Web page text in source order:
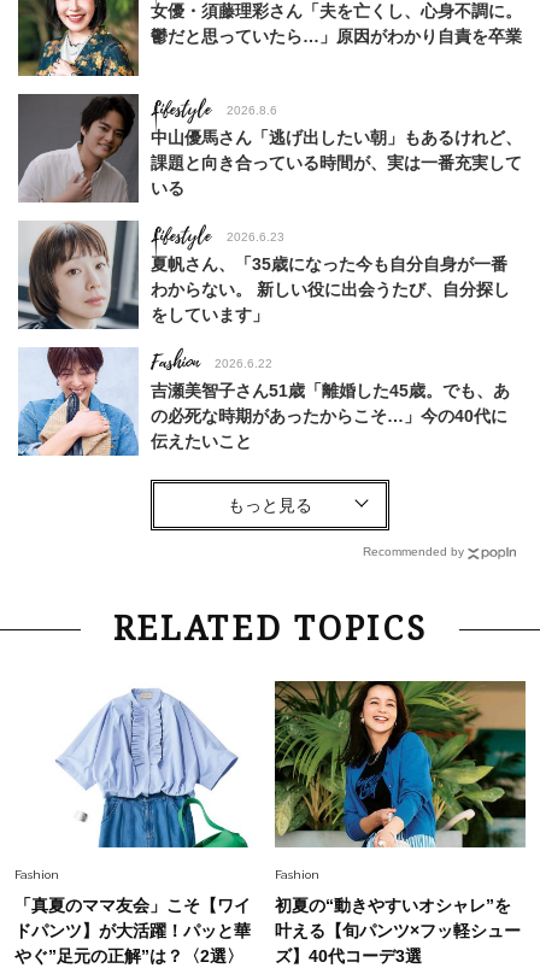
女優・須藤理彩さん「夫を亡くし、心身不調に。
鬱だと思っていたら…」原因がわかり自責を卒業
Lifestyle 2026.8.6
中山優馬さん「逃げ出したい朝」もあるけれど、
課題と向き合っている時間が、実は一番充実して
いる
Lifestyle 2026.6.23
夏帆さん、「35歳になった今も自分自身が一番
わからない。 新しい役に出会うたび、自分探し
をしています」
Fashion 2026.6.22
吉瀬美智子さん51歳「離婚した45歳。でも、あ
の必死な時期があったからこそ…」今の40代に
伝えたいこと
Fashion
【40代コンサバ派】白Tシャツは「パール×ゴー
Lifestyle 2026.7.29
「お若いですね」は褒め言葉？“若い＝美しい”と
ーレス連載22】
Lifestyle 2026.7.29
「人間、役に立たなきゃ生きてちゃいかんか？」
上野千鶴子先生が問い直す“理想の老後”の呪縛
【ジェンダー連載23】
2026.8.6
26年夏の【開運アクション】は”ひと拭き”習
慣！「金運アップ→トイレ、じゃあ底上げ運
は？」
Recommended by
RELATED TOPICS
Fashion
「真夏のママ友会」こそ【ワイ
ドパンツ】が大活躍！パッと華
やぐ”足元の正解”は？〈2選〉
Fashion
初夏の“動きやすいオシャレ”を
叶える【旬パンツ×フッ軽シュー
ズ】40代コーデ3選